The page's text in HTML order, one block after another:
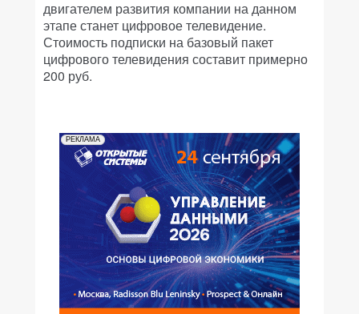
двигателем развития компании на данном
этапе станет цифровое телевидение.
Стоимость подписки на базовый пакет
цифрового телевидения составит примерно
200 руб.
РЕКЛАМА